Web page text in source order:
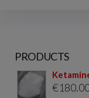
PRODUCTS
€